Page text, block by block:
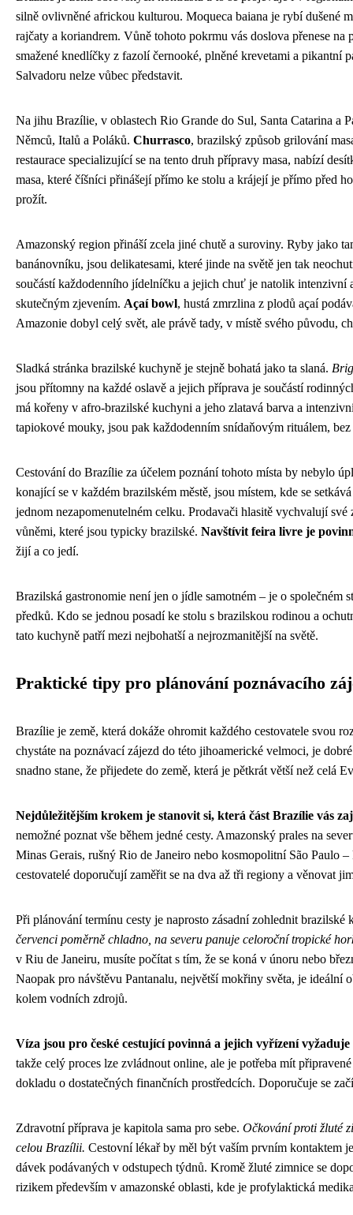
silně ovlivněné africkou kulturou. Moqueca baiana je rybí dušené
rajčaty a koriandrem. Vůně tohoto pokrmu vás doslova přenese
smažené knedlíčky z fazolí černooké, plněné krevetami a pikantní
Salvadoru nelze vůbec představit.
Na jihu Brazílie, v oblastech Rio Grande do Sul, Santa Catarina a
Němců, Italů a Poláků. Churrasco, brazilský způsob grilování
restaurace specializující se na tento druh přípravy masa, nabízí
masa, které číšníci přinášejí přímo ke stolu a krájejí je přímo před
prožít.
Amazonský region přináší zcela jiné chutě a suroviny. Ryby jako
banánovníku, jsou delikatesami, které jinde na světě jen tak
součástí každodenního jídelníčku a jejich chuť je natolik
skutečným zjevením. Açaí bowl, hustá zmrzlina z plodů açaí
Amazonie dobyl celý svět, ale právě tady, v místě svého původu,
Sladká stránka brazilské kuchyně je stejně bohatá jako ta slaná.
jsou přítomny na každé oslavě a jejich příprava je součástí
má kořeny v afro-brazilské kuchyni a jeho zlatavá barva a
tapiokové mouky, jsou pak každodenním snídaňovým rituálem,
Cestování do Brazílie za účelem poznání tohoto místa by nebylo
konající se v každém brazilském městě, jsou místem, kde se
jednom nezapomenutelném celku. Prodavači hlasitě vychvalují
vůněmi, které jsou typicky brazilské. Navštívit feira livre je
žijí a co jedí.
Brazilská gastronomie není jen o jídle samotném – je o
předků. Kdo se jednou posadí ke stolu s brazilskou rodinou a
tato kuchyně patří mezi nejbohatší a nejrozmanitější na světě.
Praktické tipy pro plánování poznávacího
Brazílie je země, která dokáže ohromit každého cestovatele svou
chystáte na poznávací zájezd do této jihoamerické velmoci, je
snadno stane, že přijedete do země, která je pětkrát větší než celá
Nejdůležitějším krokem je stanovit si, která část Brazílie vás
nemožné poznat vše během jedné cesty. Amazonský prales na
Minas Gerais, rušný Rio de Janeiro nebo kosmopolitní São Paulo
cestovatelé doporučují zaměřit se na dva až tři regiony a věnovat
Při plánování termínu cesty je naprosto zásadní zohlednit
červenci poměrně chladno, na severu panuje celoroční tropické
v Riu de Janeiru, musíte počítat s tím, že se koná v únoru nebo
Naopak pro návštěvu Pantanalu, největší mokřiny světa, je
kolem vodních zdrojů.
Víza jsou pro české cestující povinná a jejich vyřízení
takže celý proces lze zvládnout online, ale je potřeba mít
dokladu o dostatečných finančních prostředcích. Doporučuje se
Zdravotní příprava je kapitola sama pro sebe. Očkování proti žluté
celou Brazílii. Cestovní lékař by měl být vaším prvním kontaktem
dávek podávaných v odstupech týdnů. Kromě žluté zimnice se
rizikem především v amazonské oblasti, kde je profylaktická